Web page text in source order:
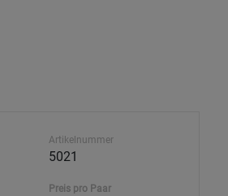
Artikelnummer
5021
Preis pro Paar